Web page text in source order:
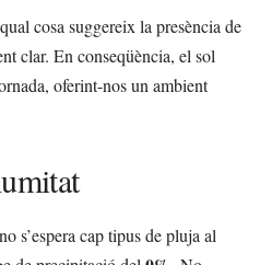
cosa suggereix la presència de
clar. En conseqüència, el sol
oferint-nos un ambient
s’espera cap tipus de pluja al